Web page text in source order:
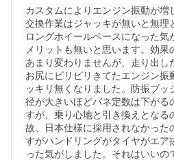
カスタムによりエンジン振動が増
交換作業はジャッキが無いと無理
ロングホイールベースになった気
メリットも無いと思います。効
あまり変わりませんが、走り出し
お尻にビリビリきてたエンジン振
ッキリ無くなりました。防振ブッ
径が大きいほどバネ定数は下がる
すが、乗り心地と引き換えとなる
故、日本仕様に採用されなかった
すがハンドリングがタイヤがエア
った気がしました。それはいいの